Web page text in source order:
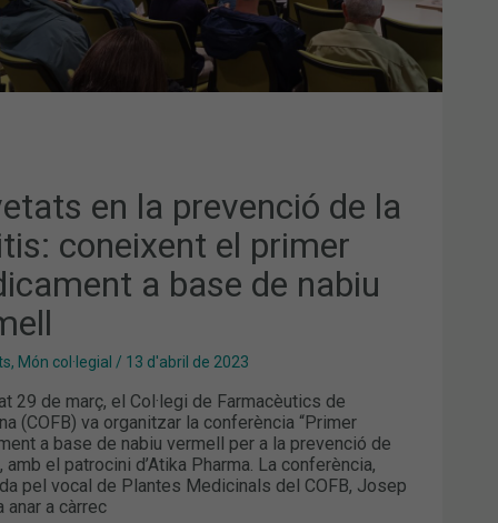
en la prevenció de la
coneixent el primer
a base de nabiu
, Món col·legial / 13 d'abril de 2023
29 de març, el Col·legi de Farmacèutics de
(COFB) va organitzar la conferència “Primer
a base de nabiu vermell per a la prevenció de
amb el patrocini d’Atika Pharma. La conferència,
pel vocal de Plantes Medicinals del COFB, Josep
anar a càrrec